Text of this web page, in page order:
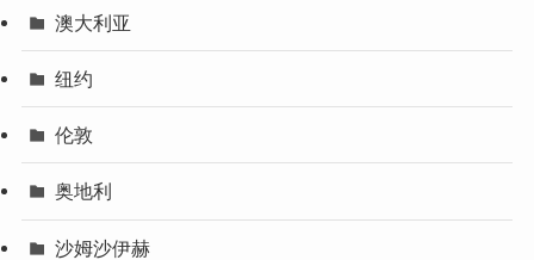
澳大利亚
纽约
伦敦
奥地利
沙姆沙伊赫